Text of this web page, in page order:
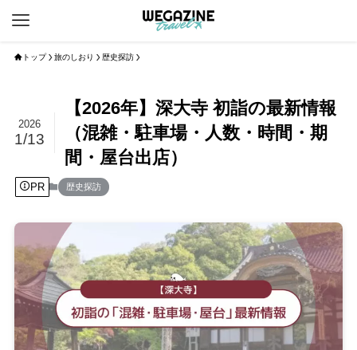
トップ 旅のしおり 歴史探訪
【2026年】深大寺 初詣の最新情報
（混雑・駐車場・人数・時間・期
間・屋台出店）
2026
1/13
PR 歴史探訪